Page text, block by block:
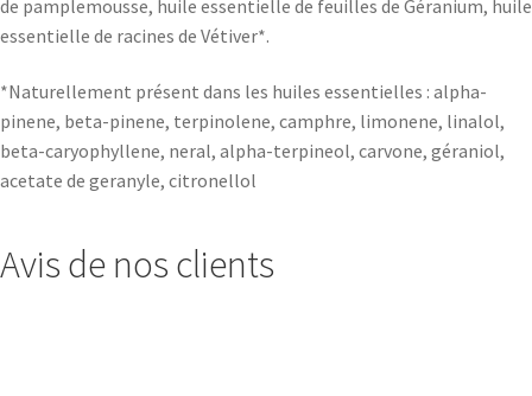
de pamplemousse, huile essentielle de feuilles de Géranium, huile
essentielle de racines de Vétiver*.
*Naturellement présent dans les huiles essentielles : alpha-
pinene, beta-pinene, terpinolene, camphre, limonene, linalol,
beta-caryophyllene, neral, alpha-terpineol, carvone, géraniol,
acetate de geranyle, citronellol
Avis de nos clients